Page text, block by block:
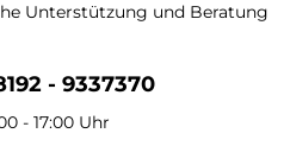
Unterstützung und Beratung
- 9337370
- 17:00 Uhr